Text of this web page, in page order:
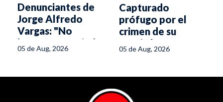
Denunciantes de
Jorge Alfredo
Vargas: "No
hemos renunciado
a la verdad"
05 de Aug, 2026
Capturado
prófugo por el
crimen de su
pareja hace 16
años en Melgar
05 de Aug, 2026